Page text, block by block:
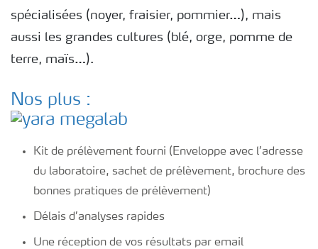
Yara Newsletters
spécialisées (noyer, fraisier, pommier…), mais
aussi les grandes cultures (blé, orge, pomme de
terre, maïs…).
Nos plus :
Kit de prélèvement fourni (Enveloppe avec l’adresse
du laboratoire, sachet de prélèvement, brochure des
bonnes pratiques de prélèvement)
Délais d’analyses rapides
Une réception de vos résultats par email